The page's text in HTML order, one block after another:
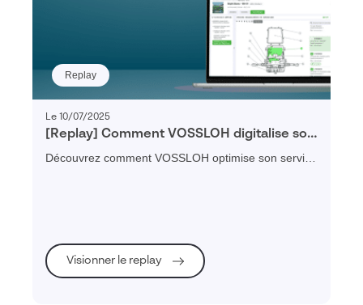
Replay
Le 10/07/2025
[Replay] Comment VOSSLOH digitalise son
service client au profit de la mobilité verte
Découvrez comment VOSSLOH optimise son service
Visionner le replay